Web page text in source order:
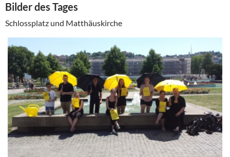
Bilder des Tages
Schlossplatz und Matthäuskirche
16 Photos